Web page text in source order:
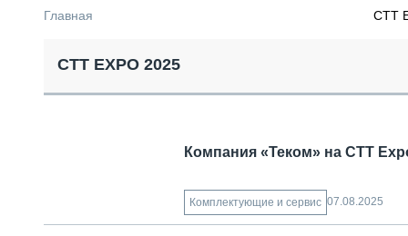
СПЕЦТЕХНИКА И ТРАНСПОРТ
ГРУЗОПЕРЕВОЗКИ
ТЕХНИКА КРУПНЫМ ПЛАНОМ
ДОРОЖНАЯ ИНДУСТРИЯ
СЕРВИСМЕНЫ
Главная СТТ
СТТ EXPO 2025
Компания «Теком» на СТТ
Комплектующие и сервис 07.08.2025